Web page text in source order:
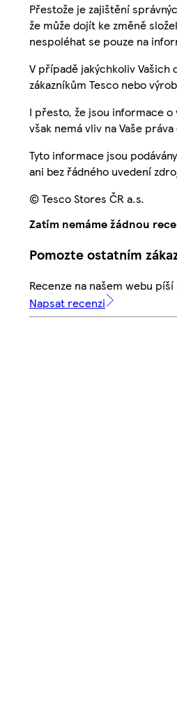
Přestože je zajištění
že může dojít ke změně
nespoléhat se pouze na
V případě jakýchkoliv
zákazníkům Tesco nebo
I přesto, že jsou informace
však nemá vliv na Vaše práva
Tyto informace jsou
ani bez řádného uvedení
© Tesco Stores ČR a.s.
Zatím nemáme žádnou
Pomozte ostatním
Recenze na našem webu
Napsat recenzi